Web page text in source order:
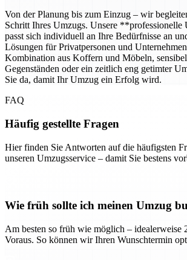
Von der Planung bis zum Einzug – wir
Schritt Ihres Umzugs. Unsere
passt sich individuell an Ihre Bedürfnisse an
Lösungen für Privatpersonen und
Kombination aus Koffern und Möbeln,
Gegenständen oder ein zeitlich eng getimter
Sie da, damit Ihr Umzug ein Erfolg wird.
FAQ
Häufig gestellte Fragen
Hier finden Sie Antworten auf die häufigsten
unseren Umzugsservice – damit Sie bestens
Wie früh sollte ich meinen Umzug
Am besten so früh wie möglich – idealerweise
Voraus. So können wir Ihren Wunschtermin